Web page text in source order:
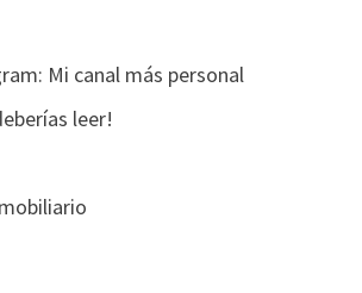
Mi canal más personal
leer!